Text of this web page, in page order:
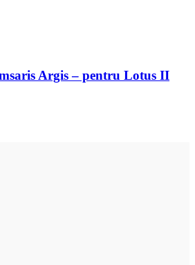
Argis – pentru Lotus II